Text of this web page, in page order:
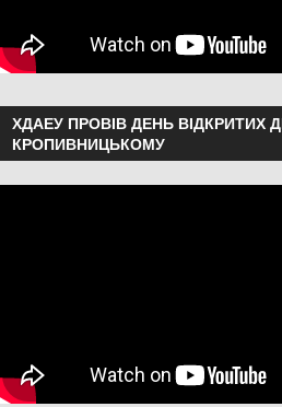
ХДАЕУ ПРОВІВ ДЕНЬ ВІДКРИТИХ
КРОПИВНИЦЬКОМУ